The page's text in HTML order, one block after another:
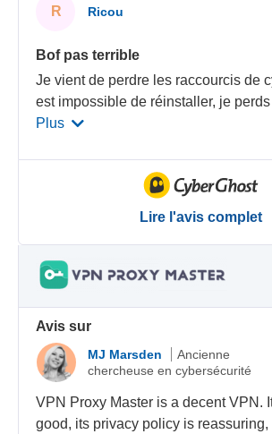
R Ricou
Bof pas terrible
Je vient de perdre les raccourcis de
est impossible de réinstaller, je
Plus
Lire l'avis complet
Avis sur
MJ Marsden
Ancienne
chercheuse en cybersécurité
VPN Proxy Master is a decent VPN.
good, its privacy policy is reassuring,